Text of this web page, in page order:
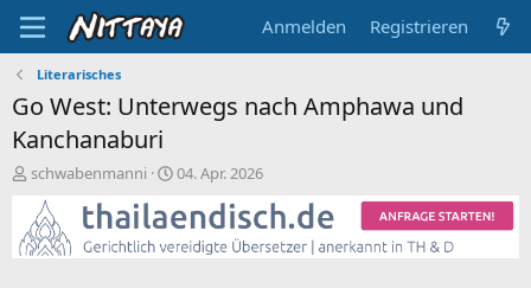
Anmelden Registrieren
Literarisches
Go West: Unterwegs nach Amphawa und
Kanchanaburi
E
s
t
e
schwabenmanni
E
s
t
e
04. Apr. 2026